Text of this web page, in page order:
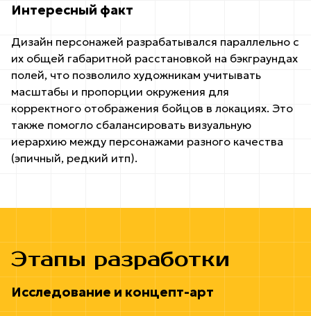
Интересный факт
Дизайн персонажей разрабатывался параллельно с
их общей габаритной расстановкой на бэкграундах
полей, что позволило художникам учитывать
масштабы и пропорции окружения для
корректного отображения бойцов в локациях. Это
также помогло сбалансировать визуальную
иерархию между персонажами разного качества
(эпичный, редкий итп).
Этапы разработки
Исследование и концепт-арт